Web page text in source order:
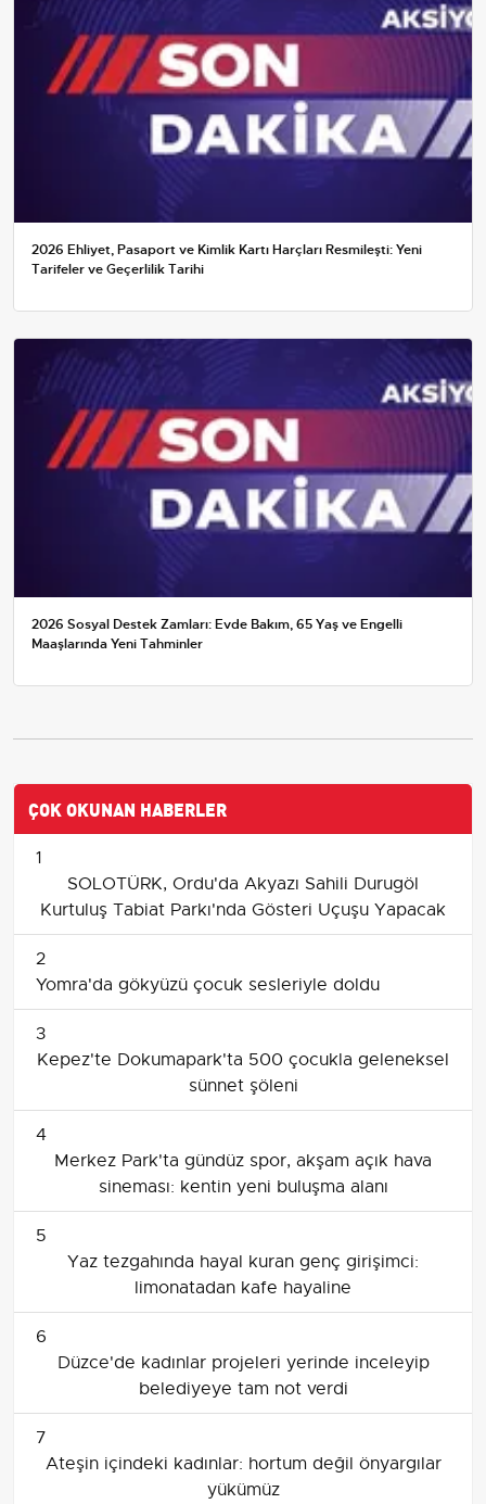
2026 Ehliyet, Pasaport ve Kimlik Kartı Harçları Resmileşti: Yeni
Tarifeler ve Geçerlilik Tarihi
2026 Sosyal Destek Zamları: Evde Bakım, 65 Yaş ve Engelli
Maaşlarında Yeni Tahminler
ÇOK OKUNAN HABERLER
1
SOLOTÜRK, Ordu'da Akyazı Sahili Durugöl
Kurtuluş Tabiat Parkı'nda Gösteri Uçuşu Yapacak
2
Yomra'da gökyüzü çocuk sesleriyle doldu
3
Kepez'te Dokumapark'ta 500 çocukla geleneksel
sünnet şöleni
4
Merkez Park'ta gündüz spor, akşam açık hava
sineması: kentin yeni buluşma alanı
5
Yaz tezgahında hayal kuran genç girişimci:
limonatadan kafe hayaline
6
Düzce'de kadınlar projeleri yerinde inceleyip
belediyeye tam not verdi
7
Ateşin içindeki kadınlar: hortum değil önyargılar
yükümüz